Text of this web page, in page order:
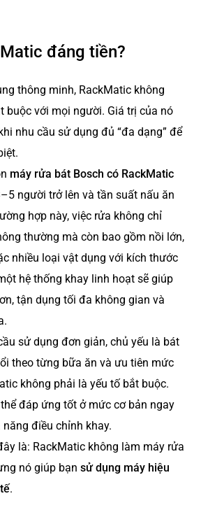
đáng tiền?
thông minh, RackMatic không
buộc với mọi người. Giá trị của nó
nhu cầu sử dụng đủ “đa dạng” để
máy rửa bát Bosch có RackMatic
người trở lên và tần suất nấu ăn
hợp này, việc rửa không chỉ
thường mà còn bao gồm nồi lớn,
nhiều loại vật dụng với kích thước
hệ thống khay linh hoạt sẽ giúp
tận dụng tối đa không gian và
sử dụng đơn giản, chủ yếu là bát
theo từng bữa ăn và ưu tiên mức
không phải là yếu tố bắt buộc.
đáp ứng tốt ở mức cơ bản ngay
điều chỉnh khay.
là: RackMatic không làm máy rửa
nó giúp bạn sử dụng máy hiệu
.